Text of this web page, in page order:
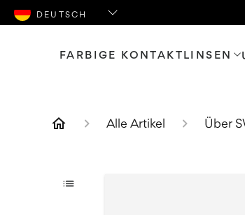
FARBIGE KONTAKTLINSEN
Alle Artikel Über